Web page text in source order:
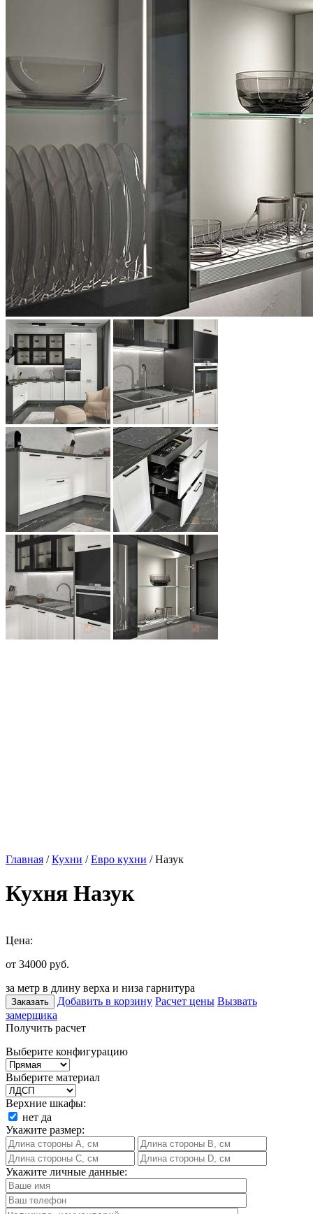
Главная /Кухни /Евро кухни / Назук
Кухня Назук
Цена:
от 34000 руб.
за метр в длину верха и низа гарнитура
Заказать Добавить в корзину Расчет цены Вызвать
замерщика
Получить расчет
Выберите конфигурацию
Выберите материал
Верхние шкафы:
нет да
Укажите размер:
Укажите личные данные: